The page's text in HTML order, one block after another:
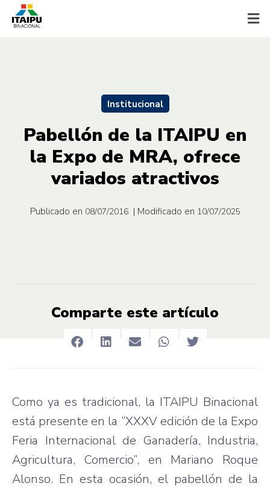
Institucional
Pabellón de la ITAIPU en
la Expo de MRA, ofrece
variados atractivos
Publicado en 08/07/2016 | Modificado en 10/07/2025
Comparte este artículo
Como ya es tradicional, la ITAIPU Binacional
está presente en la “XXXV edición de la Expo
Feria Internacional de Ganadería, Industria,
Agricultura, Comercio”, en Mariano Roque
Alonso. En esta ocasión, el pabellón de la